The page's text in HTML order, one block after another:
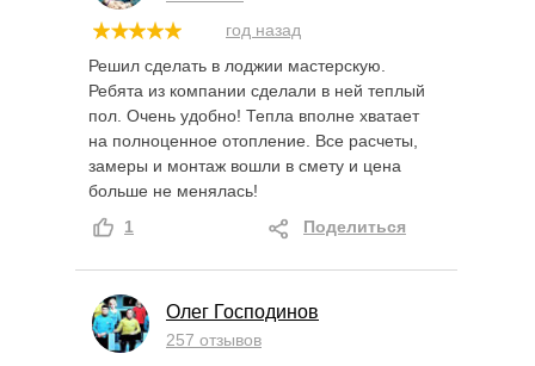
год назад
Решил сделать в лоджии мастерскую.
Ребята из компании сделали в ней теплый
пол. Очень удобно! Тепла вполне хватает
на полноценное отопление. Все расчеты,
замеры и монтаж вошли в смету и цена
больше не менялась!
1
Поделиться
Олег Господинов
257 отзывов